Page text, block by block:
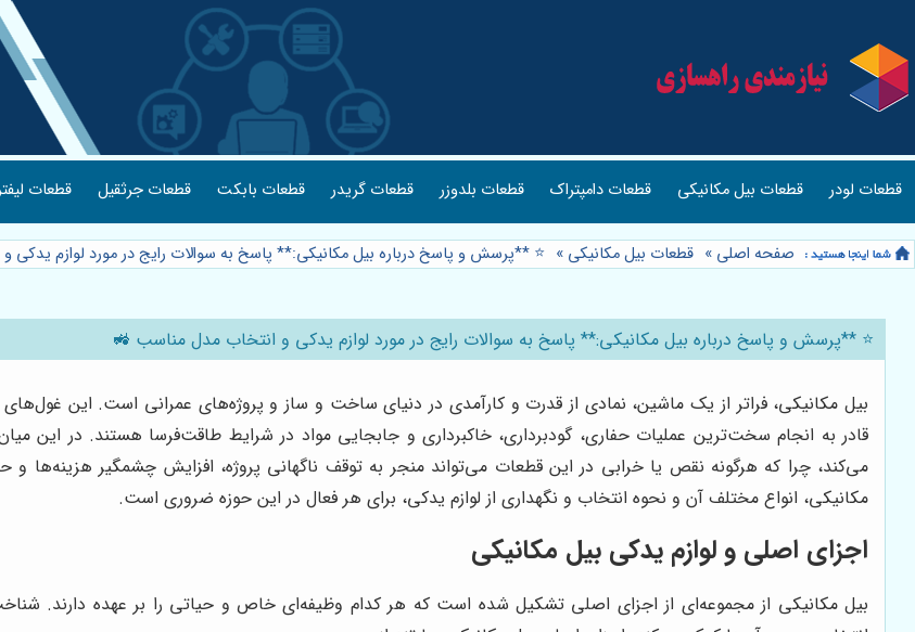
قطعات لودر قطعات بیل مکانیکی قطعات دامپتراک قطعات بلدوزر قطعات گریدر قطعات بابکت قطعات جرثقیل قطعات
صفحه اصلی » قطعات بیل مکانیکی » ⭐️ **پرسش و پاسخ درباره بیل مکانیکی:** پاسخ به سوالات رایج در مورد لوازم
⭐️ **پرسش و پاسخ درباره بیل مکانیکی:** پاسخ به سوالات رایج در مورد لوازم یدکی و انتخاب مدل مناسب 🚜
بیل مکانیکی، فراتر از یک ماشین، نمادی از قدرت و کارآمدی در دنیای ساخت و ساز و پروژه‌های عمرانی است. این
قادر به انجام سخت‌ترین عملیات حفاری، گودبرداری، خاکبرداری و جابجایی مواد در شرایط طاقت‌فرسا هستند. در این
می‌کند، چرا که هرگونه نقص یا خرابی در این قطعات می‌تواند منجر به توقف ناگهانی پروژه، افزایش چشمگیر هزینه‌ها
مکانیکی، انواع مختلف آن و نحوه انتخاب و نگهداری از لوازم یدکی، برای هر فعال در این حوزه ضروری است.
اجزای اصلی و لوازم یدکی بیل مکانیکی
بیل مکانیکی از مجموعه‌ای از اجزای اصلی تشکیل شده است که هر کدام وظیفه‌ای خاص و حیاتی را بر عهده دارند.